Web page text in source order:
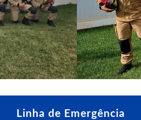
Linha de Emergência